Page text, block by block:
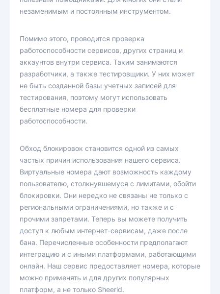
незаменимым и постоянным инструментом.
Помимо этого, проводится проверка
работоспособности сервисов, других страниц и
аккаунтов внутри сервиса. Таким занимаются
разработчики, а также тестировщики. У них может
не быть созданной базы учетных записей для
тестирования, поэтому могут использовать
бесплатные номера для проверки
работоспособности.
Обход блокировок становится одной из самых
частых причин использования нашего сервиса.
Виртуальные номера дают возможность каждому
пользователю, столкнувшемуся с лимитами, обойти
блокировки. Они нередко не связаны не только с
региональными ограничениями, но также и с
прочими запретами. Теперь вы можете получить
доступ к любым интернет-сервисам, даже после
бана. Перечисленные особенности предполагают
интеграцию и с иными платформами, работающими
онлайн. Наш сервис предоставляет номера, которые
можно применять и для других популярных
платформ, а не только Sheerid.